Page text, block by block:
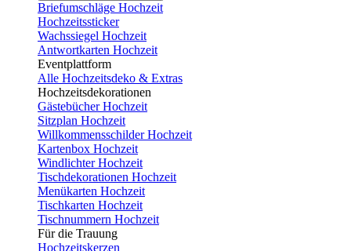
Briefumschläge Hochzeit
Hochzeitssticker
Wachssiegel Hochzeit
Antwortkarten Hochzeit
Eventplattform
Alle Hochzeitsdeko & Extras
Hochzeitsdekorationen
Gästebücher Hochzeit
Sitzplan Hochzeit
Willkommensschilder Hochzeit
Kartenbox Hochzeit
Windlichter Hochzeit
Tischdekorationen Hochzeit
Menükarten Hochzeit
Tischkarten Hochzeit
Tischnummern Hochzeit
Für die Trauung
Hochzeitskerzen